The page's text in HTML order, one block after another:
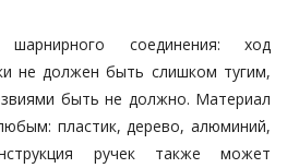
соединения: ход
не должен быть слишком тугим,
быть не должно. Материал
пластик, дерево, алюминий,
ручек также может